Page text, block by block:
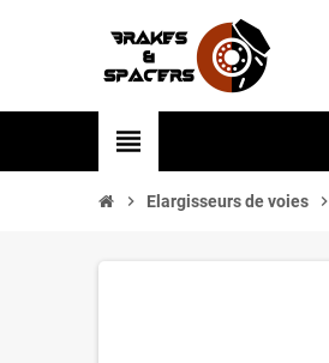
view_headline
chevron_right Elargisseurs de voies chevron_right